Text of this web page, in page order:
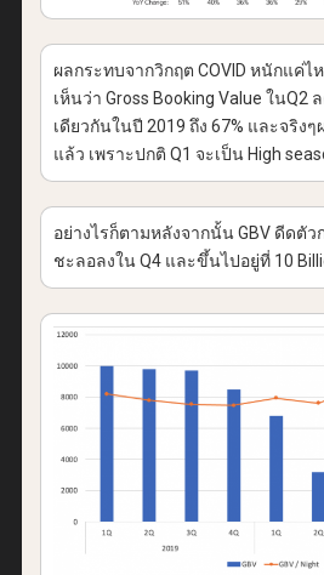
ผลกระทบจากวิกฤต COVID หนักแค่
เห็นว่า Gross Booking Value ในQ2
เดียวกันในปี 2019 ถึง 67% และจริง
แล้ว เพราะปกติ Q1 จะเป็น High
อย่างไรก็ตามหลังจากนั้น GBV ดีดตัว
ชะลอลงใน Q4 และขึ้นไปอยู่ที่ 10